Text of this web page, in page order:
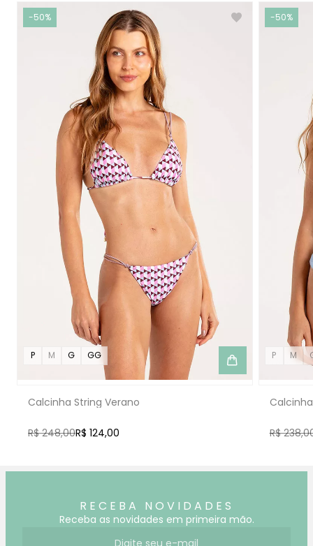
-50%
P M G GG
Calcinha String Verano
R$ 248,00R$ 124,00
-50%
P M
R$
RECEBA NOVIDADES
Receba as novidades em primeira mão.